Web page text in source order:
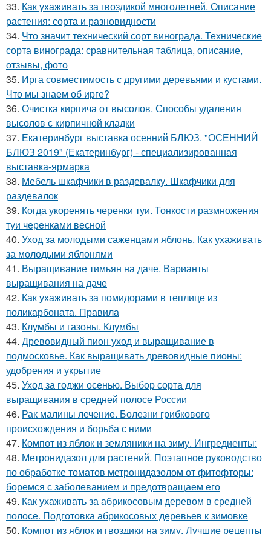
33. Как ухаживать за гвоздикой многолетней. Описание
растения: сорта и разновидности
34. Что значит технический сорт винограда. Технические
сорта винограда: сравнительная таблица, описание,
отзывы, фото
35. Ирга совместимость с другими деревьями и кустами.
Что мы знаем об ирге?
36. Очистка кирпича от высолов. Способы удаления
высолов с кирпичной кладки
37. Екатеринбург выставка осенний БЛЮЗ. "ОСЕННИЙ
БЛЮЗ 2019" (Екатеринбург) - специализированная
выставка-ярмарка
38. Мебель шкафчики в раздевалку. Шкафчики для
раздевалок
39. Когда укоренять черенки туи. Тонкости размножения
туи черенками весной
40. Уход за молодыми саженцами яблонь. Как ухаживать
за молодыми яблонями
41. Выращивание тимьян на даче. Варианты
выращивания на даче
42. Как ухаживать за помидорами в теплице из
поликарбоната. Правила
43. Клумбы и газоны. Клумбы
44. Древовидный пион уход и выращивание в
подмосковье. Как выращивать древовидные пионы:
удобрения и укрытие
45. Уход за годжи осенью. Выбор сорта для
выращивания в средней полосе России
46. Рак малины лечение. Болезни грибкового
происхождения и борьба с ними
47. Компот из яблок и земляники на зиму. Ингредиенты:
48. Метронидазол для растений. Поэтапное руководство
по обработке томатов метронидазолом от фитофторы:
боремся с заболеванием и предотвращаем его
49. Как ухаживать за абрикосовым деревом в средней
полосе. Подготовка абрикосовых деревьев к зимовке
50. Компот из яблок и гвоздики на зиму. Лучшие рецепты